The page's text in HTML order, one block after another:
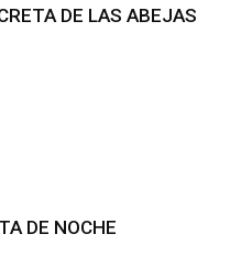
DE LAS ABEJAS
DE NOCHE